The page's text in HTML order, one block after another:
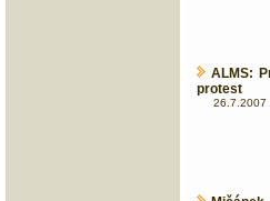
ALMS:
protest
26.7.2007